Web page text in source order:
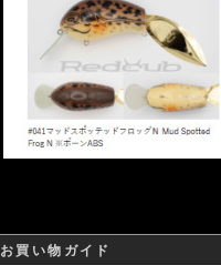
お買い物ガイド